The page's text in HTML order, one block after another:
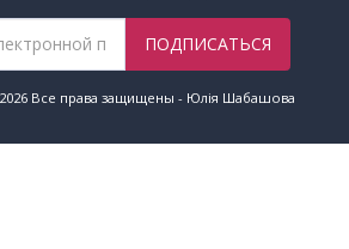
ПОДПИСАТЬСЯ
Все права защищены - Юлія Шабашова